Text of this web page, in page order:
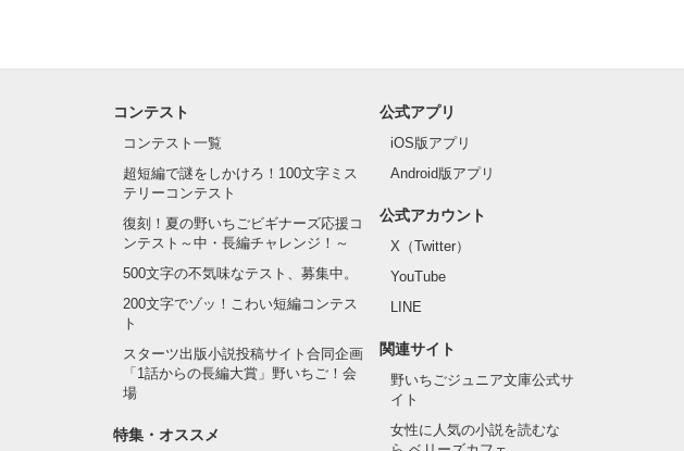
コンテスト
コンテスト一覧
超短編で謎をしかけろ！100文字ミス
テリーコンテスト
復刻！夏の野いちごビギナーズ応援コ
ンテスト～中・長編チャレンジ！～
500文字の不気味なテスト、募集中。
200文字でゾッ！こわい短編コンテス
ト
スターツ出版小説投稿サイト合同企画
「1話からの長編大賞」野いちご！会
場
特集・オススメ
公式アプリ
iOS版アプリ
Android版アプリ
公式アカウント
X（Twitter）
YouTube
LINE
関連サイト
野いちごジュニア文庫公式サ
イト
女性に人気の小説を読むな